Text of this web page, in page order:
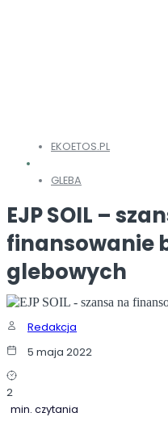
EKOETOS.PL
GLEBA
EJP SOIL –
finansowanie
glebowych
Redakcja
5 maja 2022
2
min. czytania